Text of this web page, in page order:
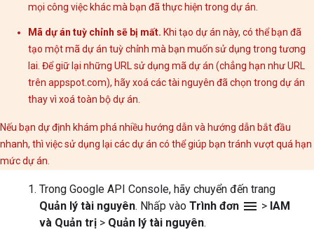
mọi công việc khác mà bạn đã thực hiện trong dự án.
Mã dự án tuỳ chỉnh sẽ bị mất. Khi tạo dự án này, có thể bạn đã
tạo một mã dự án tuỳ chỉnh mà bạn muốn sử dụng trong tương
lai. Để giữ lại những URL sử dụng mã dự án (chẳng hạn như URL
trên appspot.com), hãy xoá các tài nguyên đã chọn trong dự án
thay vì xoá toàn bộ dự án.
Nếu bạn dự định khám phá nhiều hướng dẫn và hướng dẫn bắt đầu
nhanh, thì việc sử dụng lại các dự án có thể giúp bạn tránh vượt quá hạn
mức dự án.
Trong Google API Console, hãy chuyển đến trang
Quản lý tài nguyên. Nhấp vào Trình đơn menu > IAM
và Quản trị > Quản lý tài nguyên.